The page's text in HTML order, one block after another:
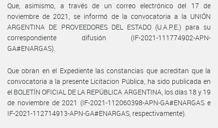
Que, asimismo, a través de un correo electrónico del 17 de
noviembre de 2021, se informó de la convocatoria a la UNIÓN
ARGENTINA DE PROVEEDORES DEL ESTADO (U.A.P.E.) para su
correspondiente difusión (IF-2021-111774902-APN-
GA#ENARGAS).
Que obran en el Expediente las constancias que acreditan que la
convocatoria a la presente Licitacion Pública, ha sido publicada en
el BOLETÍN OFICIAL DE LA REPÚBLICA ARGENTINA, los días 18 y 19
de noviembre de 2021 (IF-2021-112060398-APN-GA#ENARGAS e
IF-2021-112714913-APN-GA#ENARGAS, respectivamente).